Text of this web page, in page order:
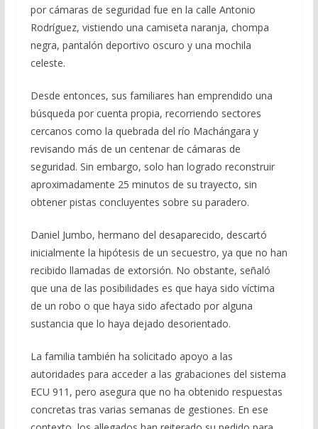
por cámaras de seguridad fue en la calle Antonio
Rodríguez, vistiendo una camiseta naranja, chompa
negra, pantalón deportivo oscuro y una mochila
celeste.
Desde entonces, sus familiares han emprendido una
búsqueda por cuenta propia, recorriendo sectores
cercanos como la quebrada del río Machángara y
revisando más de un centenar de cámaras de
seguridad. Sin embargo, solo han logrado reconstruir
aproximadamente 25 minutos de su trayecto, sin
obtener pistas concluyentes sobre su paradero.
Daniel Jumbo, hermano del desaparecido, descartó
inicialmente la hipótesis de un secuestro, ya que no han
recibido llamadas de extorsión. No obstante, señaló
que una de las posibilidades es que haya sido víctima
de un robo o que haya sido afectado por alguna
sustancia que lo haya dejado desorientado.
La familia también ha solicitado apoyo a las
autoridades para acceder a las grabaciones del sistema
ECU 911, pero asegura que no ha obtenido respuestas
concretas tras varias semanas de gestiones. En ese